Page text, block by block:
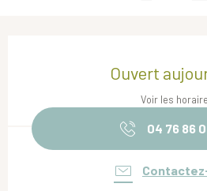
Ouvert
Voir les
04 76 86